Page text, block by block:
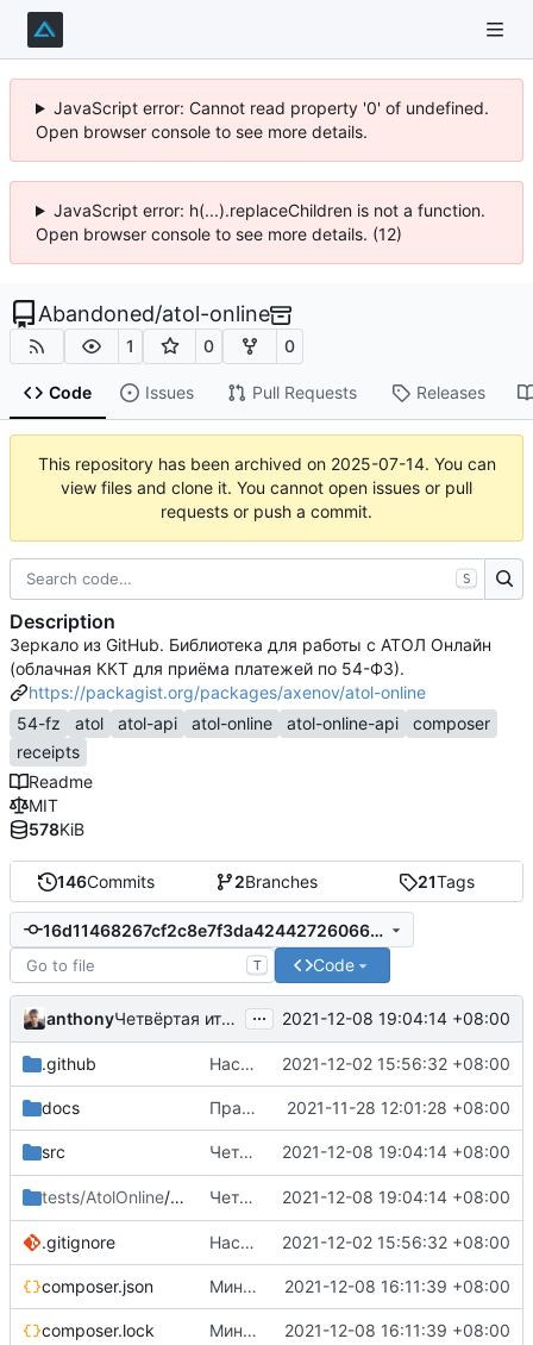
JavaScript error: Cannot read property '0' of undefined.
Open browser console to see more details.
JavaScript error: h(...).replaceChildren is not a function.
Open browser console to see more details. (12)
Abandoned/atol-online
1 0 0
Code Issues Pull Requests Releases
This repository has been archived on 2025-07-14. You can
view files and clone it. You cannot open issues or pull
requests or push a commit.
146Commits 2Branches 21Tags
16d11468267cf2c8e7f3da42442726066e678bd7
T Code
anthony Четвёртая итерация Receipt
... 2021-12-08 19:04:14 +08:00
.github Настройка gh-actions для работы с codecov.io 2021-12-02 15:56:32 +08:00
docs Правки по документации 2021-11-28 12:01:28 +08:00
src Четвёртая итерация Receipt
2021-12-08 19:04:14 +08:00
tests/AtolOnline/Tests Четвёртая итерация Receipt
2021-12-08 19:04:14 +08:00
.gitignore Настройка gh-actions для работы с codecov.io 2021-12-02 15:56:32 +08:00
composer.json Минорные апдейты зависимостей 2021-12-08 16:11:39 +08:00
composer.lock Минорные апдейты зависимостей 2021-12-08 16:11:39 +08:00
S
Description
Зеркало из GitHub. Библиотека для работы с АТОЛ Онлайн
(облачная ККТ для приёма платежей по 54-ФЗ).
https://packagist.org/packages/axenov/atol-online
54-fz
atol atol-api atol-online atol-online-api
composer
receipts
Readme
MIT
578KiB